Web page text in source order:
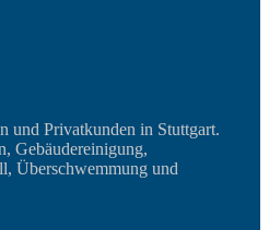
und Privatkunden in Stuttgart.
Gebäudereinigung,
Überschwemmung und